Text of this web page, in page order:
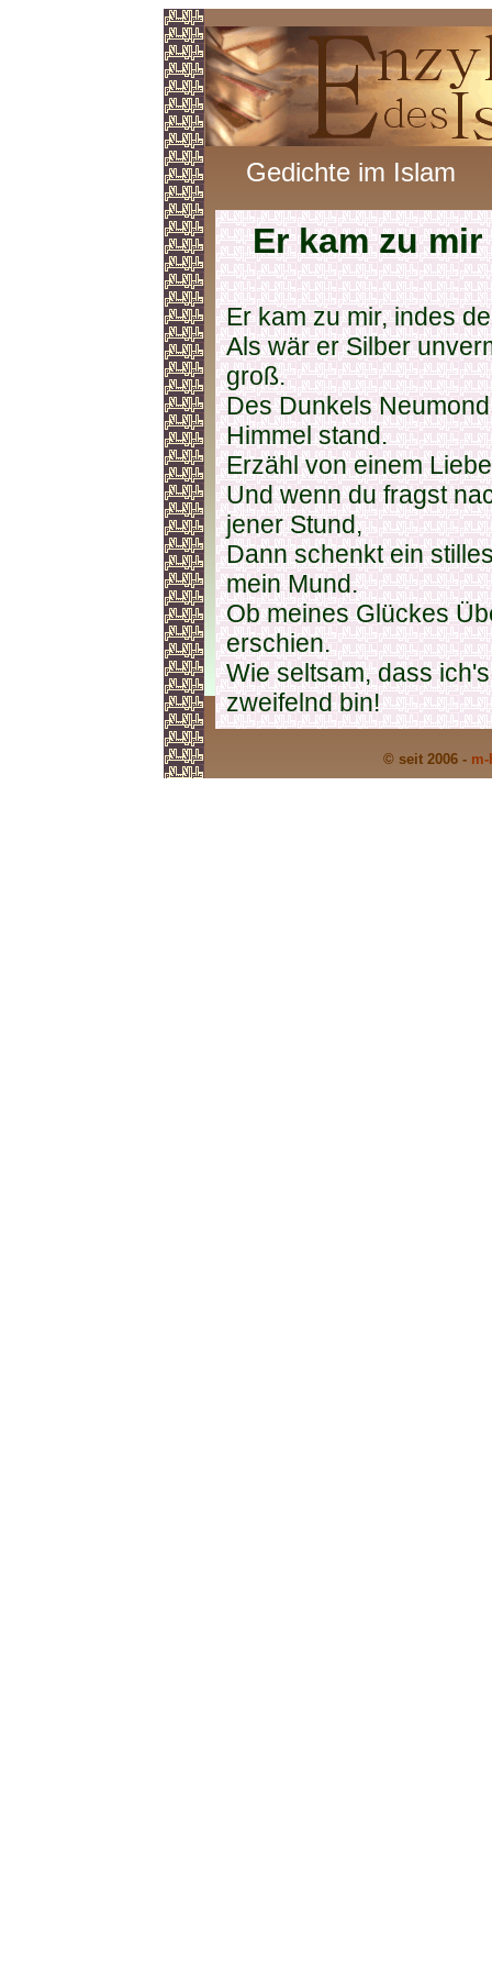
Gedichte im Islam
Er kam zu mir
Er kam zu mir, indes
Als wär er Silber
groß.
Des Dunkels
Himmel stand.
Erzähl von einem
Und wenn du fragst
jener Stund,
Dann schenkt ein
mein Mund.
Ob meines Glückes
erschien.
Wie seltsam, dass
zweifelnd bin!
© seit 2006 -